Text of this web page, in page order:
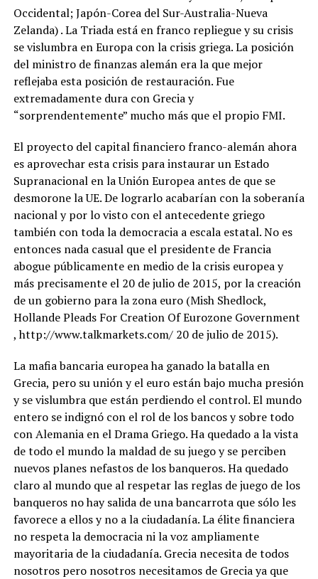
Occidental; Japón-Corea del Sur-Australia-Nueva
Zelanda) . La Triada está en franco repliegue y su crisis
se vislumbra en Europa con la crisis griega. La posición
del ministro de finanzas alemán era la que mejor
reflejaba esta posición de restauración. Fue
extremadamente dura con Grecia y
“sorprendentemente” mucho más que el propio FMI.
El proyecto del capital financiero franco-alemán ahora
es aprovechar esta crisis para instaurar un Estado
Supranacional en la Unión Europea antes de que se
desmorone la UE. De lograrlo acabarían con la soberanía
nacional y por lo visto con el antecedente griego
también con toda la democracia a escala estatal. No es
entonces nada casual que el presidente de Francia
abogue públicamente en medio de la crisis europea y
más precisamente el 20 de julio de 2015, por la creación
de un gobierno para la zona euro (Mish Shedlock,
Hollande Pleads For Creation Of Eurozone Government
, http://www.talkmarkets.com/ 20 de julio de 2015).
La mafia bancaria europea ha ganado la batalla en
Grecia, pero su unión y el euro están bajo mucha presión
y se vislumbra que están perdiendo el control. El mundo
entero se indignó con el rol de los bancos y sobre todo
con Alemania en el Drama Griego. Ha quedado a la vista
de todo el mundo la maldad de su juego y se perciben
nuevos planes nefastos de los banqueros. Ha quedado
claro al mundo que al respetar las reglas de juego de los
banqueros no hay salida de una bancarrota que sólo les
favorece a ellos y no a la ciudadanía. La élite financiera
no respeta la democracia ni la voz ampliamente
mayoritaria de la ciudadanía. Grecia necesita de todos
nosotros pero nosotros necesitamos de Grecia ya que